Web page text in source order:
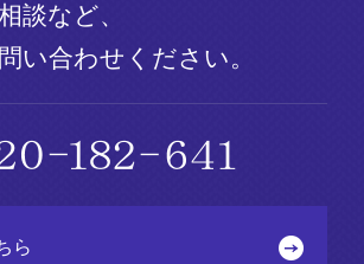
談など、
い合わせください。
ら